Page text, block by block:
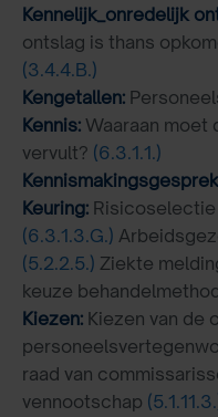
Kennelijk_onredelijk
ontslag is thans
(3.4.4.B.)
Kengetallen:
Kennis: Waaraan moet
vervult? (6.3.1.1.)
Keuring: Risicoselectie
(6.3.1.3.G.)
(5.2.2.5.) Ziekte
keuze
Kiezen: Kiezen van de
raad van
vennootschap